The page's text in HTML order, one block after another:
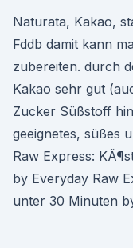
Naturata, Kakao,
Fddb damit kann
zubereiten. durch
Kakao sehr gut
Zucker Süßstoff
geeignetes, süßes
Raw Express:
by Everyday Raw
unter 30 Minuten